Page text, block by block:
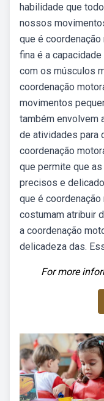
habilidade que
nossos
que é
fina é a
com os músculos
coordenação
movimentos
também envolvem
de atividades para
coordenação
que permite que
precisos e
que é
costumam atribuir
a coordenação
delicadeza das.
For more